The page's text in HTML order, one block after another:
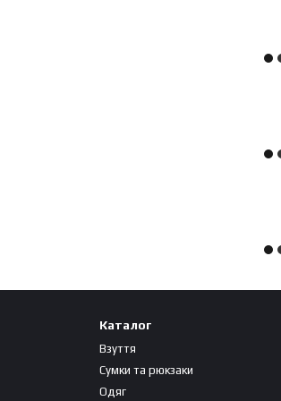
Каталог
Взуття
Сумки та рюкзаки
Одяг